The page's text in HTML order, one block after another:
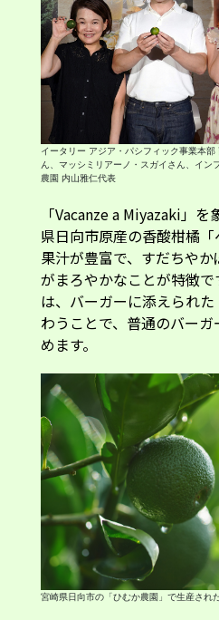
イータリー アジア・パシフィック事業本
ん、マッシミリアーノ・スガイさん、イン
農園 内山雅仁代表
「Vacanze a Miyazaki」
県日向市原産の香酸柑橘「
果汁が豊富で、すだちや
がまろやかなことが特徴
は、バーガーに添えられ
わうことで、普通のバー
めます。
宮崎県日向市の「ひむか農園」で生産され